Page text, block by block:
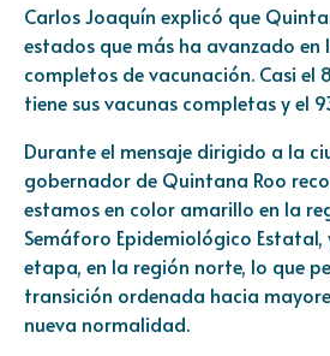
Carlos Joaquín explicó que
estados que más ha avanzado en
completos de vacunación. Casi el
tiene sus vacunas completas y el
Durante el mensaje dirigido a la
gobernador de Quintana Roo
estamos en color amarillo en la
Semáforo Epidemiológico
etapa, en la región norte, lo que
transición ordenada hacia
nueva normalidad.